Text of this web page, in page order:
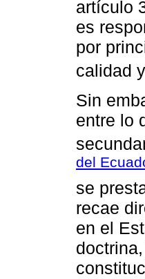
artículo
es
por
calidad
Sin
entre lo
del
se
recae
en el